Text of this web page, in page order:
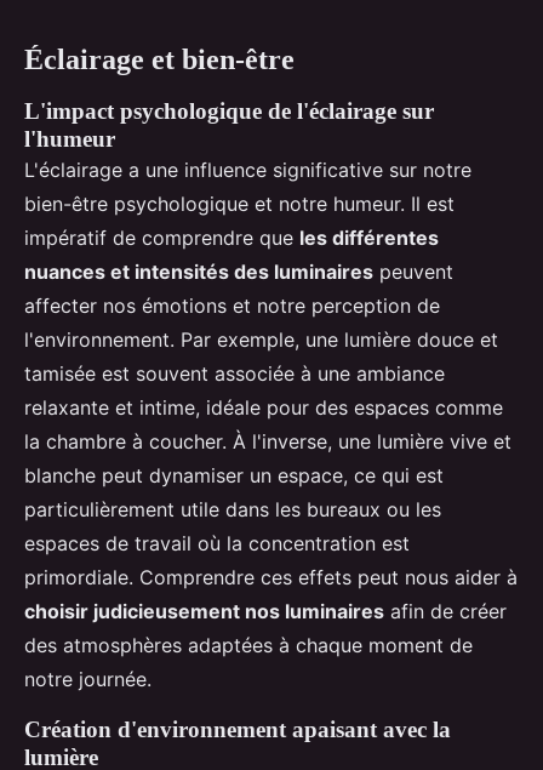
Éclairage et bien-être
L'impact psychologique de l'éclairage sur
l'humeur
L'éclairage a une influence significative sur notre
bien-être psychologique et notre humeur. Il est
impératif de comprendre que les différentes
nuances et intensités des luminaires peuvent
affecter nos émotions et notre perception de
l'environnement. Par exemple, une lumière douce et
tamisée est souvent associée à une ambiance
relaxante et intime, idéale pour des espaces comme
la chambre à coucher. À l'inverse, une lumière vive et
blanche peut dynamiser un espace, ce qui est
particulièrement utile dans les bureaux ou les
espaces de travail où la concentration est
primordiale. Comprendre ces effets peut nous aider à
choisir judicieusement nos luminaires afin de créer
des atmosphères adaptées à chaque moment de
notre journée.
Création d'environnement apaisant avec la
lumière